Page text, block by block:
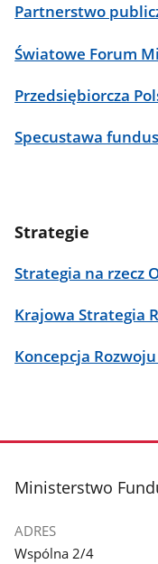
Partnerstwo
Światowe Forum
Przedsiębiorcza
Specustawa
Strategie
Strategia na rzecz
Krajowa Strategia
Koncepcja
stopka
Ministerstwo
ADRES
Wspólna 2/4